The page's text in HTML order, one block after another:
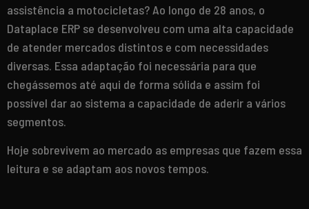
assistência a motocicletas? Ao longo de 28 anos, o
Dataplace ERP se desenvolveu com uma alta capacidade
de atender mercados distintos e com necessidades
diversas. Essa adaptação foi necessária para que
chegássemos até aqui de forma sólida e assim foi
possível dar ao sistema a capacidade de aderir a vários
segmentos.
Hoje sobrevivem ao mercado as empresas que fazem essa
leitura e se adaptam aos novos tempos.